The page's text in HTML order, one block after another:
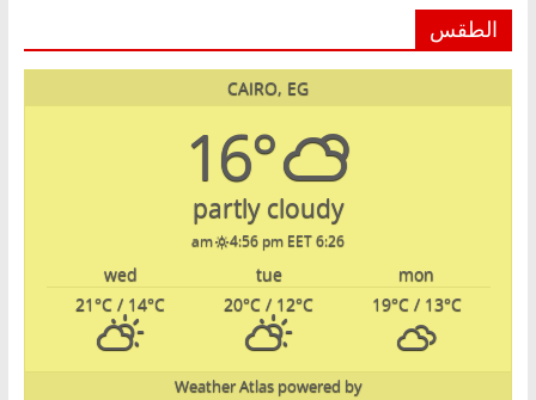
الطقس
CAIRO, EG
16°
partly cloudy
6:26 am
4:56 pm EET
mon
tue
wed
19°C/ 13°C
20°C / 12°C
21°C / 14°C
powered by
Weather Atlas